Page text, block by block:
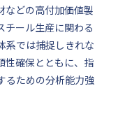
などの高付加価値製
チール生産に関わる
系では捕捉しきれな
性確保とともに、指
るための分析能力強